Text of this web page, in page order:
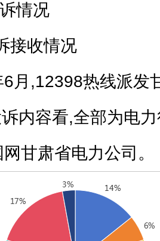
情况
接收情况
月,12398热线派发
内容看,全部为电
甘肃省电力公司。